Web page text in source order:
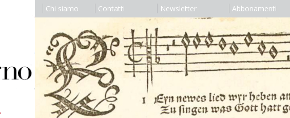
Chi siamo Contatti Newsletter Abbonamenti